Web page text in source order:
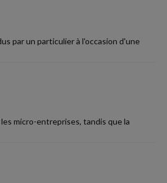
par un particulier à l'occasion d'une
micro-entreprises, tandis que la